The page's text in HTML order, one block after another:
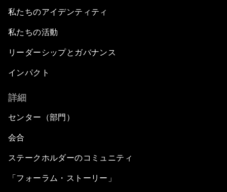
私たちのアイデンティティ
私たちの活動
リーダーシップとガバナンス
インパクト
詳細
センター（部門）
会合
ステークホルダーのコミュニティ
「フォーラム・ストーリー」